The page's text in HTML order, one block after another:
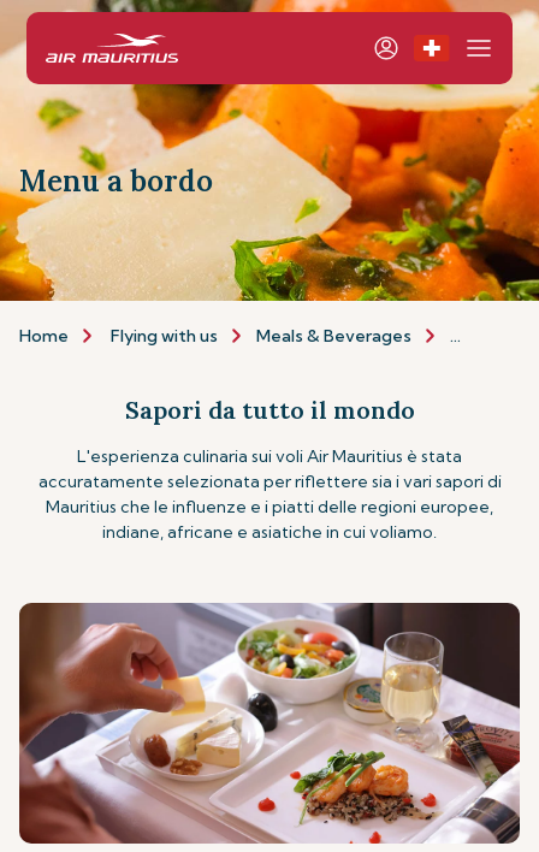
Menu a bordo
Home Flying with us Meals & Beverages inflight-
Sapori da tutto il mondo
L'esperienza culinaria sui voli Air Mauritius è stata
accuratamente selezionata per riflettere sia i vari sapori di
Mauritius che le influenze e i piatti delle regioni europee,
indiane, africane e asiatiche in cui voliamo.